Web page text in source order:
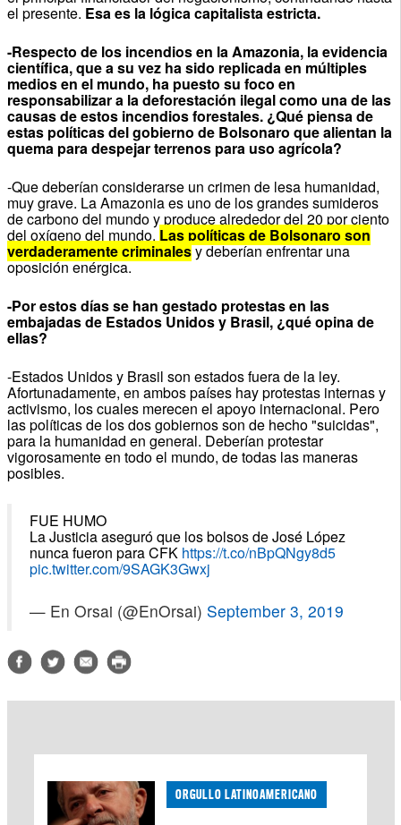
el presente. Esa es la lógica capitalista estricta.
-Respecto de los incendios en la Amazonia, la evidencia
científica, que a su vez ha sido replicada en múltiples
medios en el mundo, ha puesto su foco en
responsabilizar a la deforestación ilegal como una de las
causas de estos incendios forestales. ¿Qué piensa de
estas políticas del gobierno de Bolsonaro que alientan la
quema para despejar terrenos para uso agrícola?
-Que deberían considerarse un crimen de lesa humanidad,
muy grave. La Amazonia es uno de los grandes sumideros
de carbono del mundo y produce alrededor del 20 por ciento
del oxígeno del mundo. Las políticas de Bolsonaro son
verdaderamente criminalesy deberían enfrentar una
oposición enérgica.
-Por estos días se han gestado protestas en las
embajadas de Estados Unidos y Brasil, ¿qué opina de
ellas?
-Estados Unidos y Brasil son estados fuera de la ley.
Afortunadamente, en ambos países hay protestas internas y
activismo, los cuales merecen el apoyo internacional. Pero
las políticas de los dos gobiernos son de hecho "suicidas",
para la humanidad en general. Deberían protestar
vigorosamente en todo el mundo, de todas las maneras
posibles.
FUE HUMO
La Justicia aseguró que los bolsos de José López
nunca fueron para CFK https://t.co/nBpQNgy8d5
pic.twitter.com/9SAGK3Gwxj
— En Orsai (@EnOrsai) September 3, 2019
ORGULLO LATINOAMERICANO